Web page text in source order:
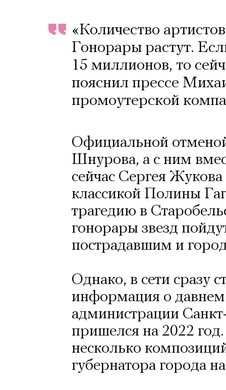
«Количество
Гонорары растут.
15 миллионов, то
пояснил прессе
промоутерской
Официальной
Шнурова, а с ним
сейчас Сергея
классикой Полины
трагедию в
гонорары звезд
пострадавшим и
Однако, в сети сразу
информация о
администрации
пришелся на 2022
несколько
губернатора города